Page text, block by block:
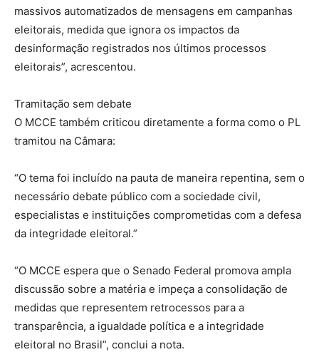
massivos automatizados de mensagens em campanhas
eleitorais, medida que ignora os impactos da
desinformação registrados nos últimos processos
eleitorais”, acrescentou.
Tramitação sem debate
O MCCE também criticou diretamente a forma como o PL
tramitou na Câmara:
“O tema foi incluído na pauta de maneira repentina, sem o
necessário debate público com a sociedade civil,
especialistas e instituições comprometidas com a defesa
da integridade eleitoral.”
“O MCCE espera que o Senado Federal promova ampla
discussão sobre a matéria e impeça a consolidação de
medidas que representem retrocessos para a
transparência, a igualdade política e a integridade
eleitoral no Brasil”, conclui a nota.